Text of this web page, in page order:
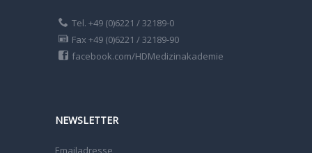
Tel. +49 (0)6221 / 32189-0
Fax +49 (0)6221 / 32189-90
facebook.com/HDMedizinakademie
NEWSLETTER
Emailadresse